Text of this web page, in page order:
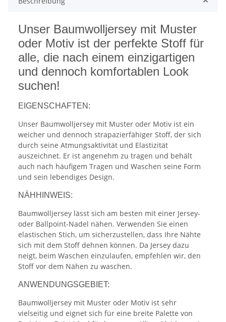
Unser Baumwolljersey mit Muster
oder Motiv ist der perfekte Stoff für
alle, die nach einem einzigartigen
und dennoch komfortablen Look
suchen!
EIGENSCHAFTEN:
Unser Baumwolljersey mit Muster oder Motiv ist ein
weicher und dennoch strapazierfähiger Stoff, der sich
durch seine Atmungsaktivität und Elastizität
auszeichnet. Er ist angenehm zu tragen und behält
auch nach häufigem Tragen und Waschen seine Form
und sein lebendiges Design.
NÄHHINWEIS:
Baumwolljersey lässt sich am besten mit einer Jersey-
oder Ballpoint-Nadel nähen. Verwenden Sie einen
elastischen Stich, um sicherzustellen, dass Ihre Nähte
sich mit dem Stoff dehnen können. Da Jersey dazu
neigt, beim Waschen einzulaufen, empfehlen wir, den
Stoff vor dem Nähen zu waschen.
ANWENDUNGSGEBIET:
Baumwolljersey mit Muster oder Motiv ist sehr
vielseitig und eignet sich für eine breite Palette von